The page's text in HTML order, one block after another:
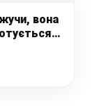
вона